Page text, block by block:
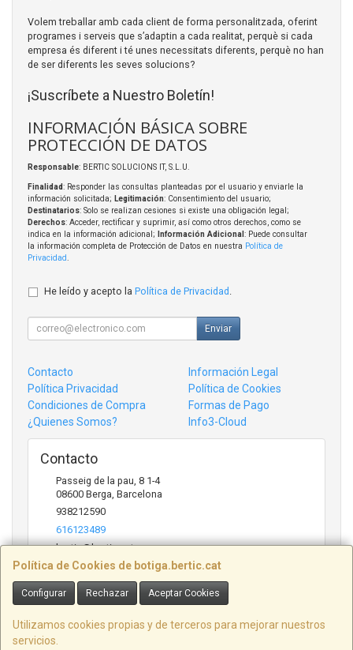
Política de Cookies de botiga.bertic.cat
Configurar Rechazar Aceptar Cookies
Utilizamos cookies propias y de terceros para mejorar nuestros
servicios.
Volem treballar amb cada client de forma personalitzada, oferint
programes i serveis que s’adaptin a cada realitat, perquè si cada
empresa és diferent i té unes necessitats diferents, perquè no han
de ser diferents les seves solucions?
¡Suscríbete a Nuestro Boletín!
INFORMACIÓN BÁSICA SOBRE
PROTECCIÓN DE DATOS
Responsable: BERTIC SOLUCIONS IT, S.L.U.
Finalidad: Responder las consultas planteadas por el usuario y enviarle la
información solicitada; Legitimación: Consentimiento del usuario;
Destinatarios: Solo se realizan cesiones si existe una obligación legal;
Derechos: Acceder, rectificar y suprimir, así como otros derechos, como se
indica en la información adicional;
Información Adicional : Puede consultar
la información completa de Protección de Datos en nuestra Política de
Privacidad
He leído y acepto la Política de Privacidad
Enviar
Contacto
Información Legal
Política Privacidad
Política de Cookies
Condiciones de Compra
Formas de Pago
¿Quienes Somos?
Info3-Cloud
Contacto
Passeig de la pau, 8 1-4
08600 Berga Barcelona
938212590
616123489
bertic@bertic.cat
Horario
Lunes a Viernes (9h-14h | 15h-18h)